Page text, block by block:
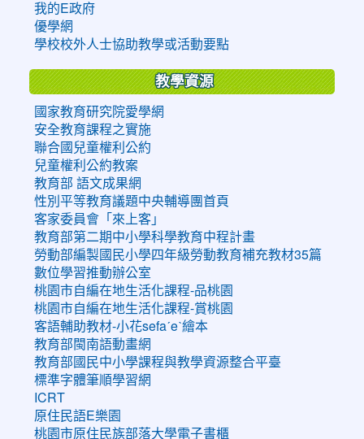
我的E政府
優學網
學校校外人士協助教學或活動要點
教學資源
國家教育研究院愛學網
安全教育課程之實施
聯合國兒童權利公約
兒童權利公約教案
教育部 語文成果網
性別平等教育議題中央輔導團首頁
客家委員會「來上客」
教育部第二期中小學科學教育中程計畫
勞動部編製國民小學四年級勞動教育補充教材35篇
數位學習推動辦公室
桃園市自編在地生活化課程-品桃園
桃園市自編在地生活化課程-賞桃園
客語輔助教材-小花sefaˊeˋ繪本
教育部閩南語動畫網
教育部國民中小學課程與教學資源整合平臺
標準字體筆順學習網
ICRT
原住民語E樂園
桃園市原住民族部落大學電子書櫃